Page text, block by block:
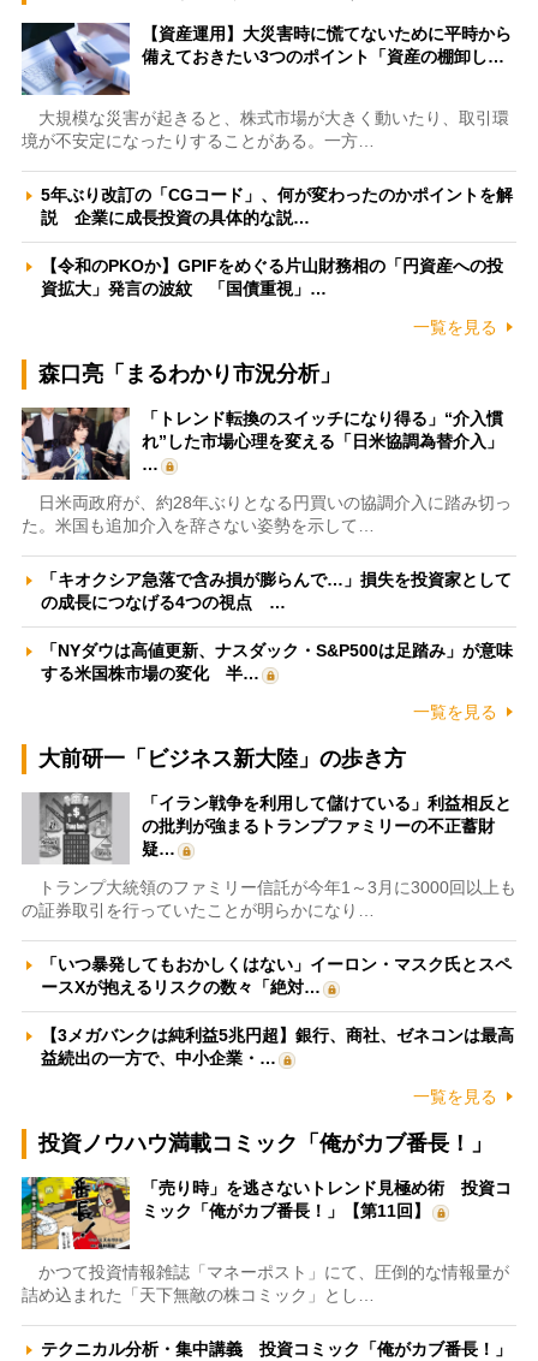
【資産運用】大災害時に慌てないために平時から
備えておきたい3つのポイント「資産の棚卸し…
大規模な災害が起きると、株式市場が大きく動いたり、取引環
境が不安定になったりすることがある。一方…
5年ぶり改訂の「CGコード」、何が変わったのかポイントを解
説 企業に成長投資の具体的な説…
【令和のPKOか】GPIFをめぐる片山財務相の「円資産への投
資拡大」発言の波紋 「国債重視」…
一覧を見る
森口亮「まるわかり市況分析」
「トレンド転換のスイッチになり得る」“介入慣
れ”した市場心理を変える「日米協調為替介入」
…
日米両政府が、約28年ぶりとなる円買いの協調介入に踏み切っ
た。米国も追加介入を辞さない姿勢を示して…
「キオクシア急落で含み損が膨らんで…」損失を投資家として
の成長につなげる4つの視点 …
「NYダウは高値更新、ナスダック・S&P500は足踏み」が意味
する米国株市場の変化 半…
一覧を見る
大前研一「ビジネス新大陸」の歩き方
「イラン戦争を利用して儲けている」利益相反と
の批判が強まるトランプファミリーの不正蓄財
疑…
トランプ大統領のファミリー信託が今年1～3月に3000回以上も
の証券取引を行っていたことが明らかになり…
「いつ暴発してもおかしくはない」イーロン・マスク氏とスペ
ースXが抱えるリスクの数々「絶対…
【3メガバンクは純利益5兆円超】銀行、商社、ゼネコンは最高
益続出の一方で、中小企業・…
一覧を見る
投資ノウハウ満載コミック「俺がカブ番長！」
「売り時」を逃さないトレンド見極め術 投資コ
ミック「俺がカブ番長！」【第11回】
かつて投資情報雑誌「マネーポスト」にて、圧倒的な情報量が
詰め込まれた「天下無敵の株コミック」とし…
テクニカル分析・集中講義 投資コミック「俺がカブ番長！」